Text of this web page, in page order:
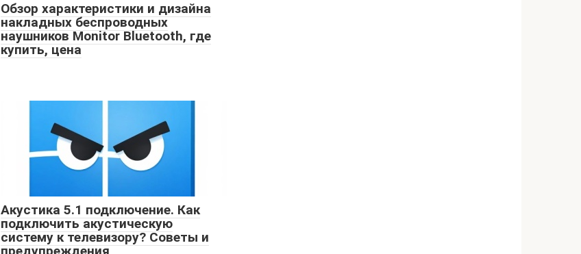
Обзор характеристики и дизайна
накладных беспроводных
наушников Monitor Bluetooth, где
купить, цена
Акустика 5.1 подключение. Как
подключить акустическую
систему к телевизору? Советы и